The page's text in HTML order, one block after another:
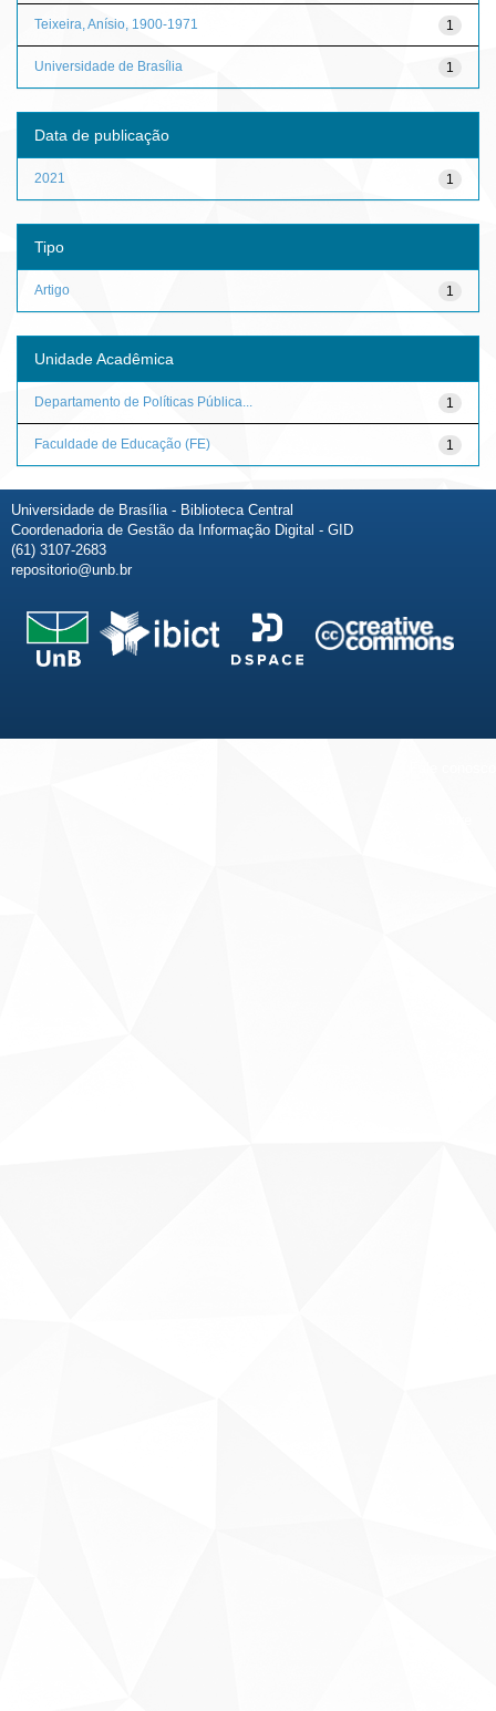
1
Teixeira, Anísio, 1900-1971
1
Universidade de Brasília
Data de publicação
1
2021
Tipo
1
Artigo
Unidade Acadêmica
1
Departamento de Políticas Pública...
1
Faculdade de Educação (FE)
Universidade de Brasília - Biblioteca Central
Coordenadoria de Gestão da Informação Digital - GID
(61) 3107-2683
repositorio@unb.br